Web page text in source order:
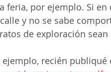
feria, por ejemplo. Si
y no se sabe
de exploración
ejemplo, recién